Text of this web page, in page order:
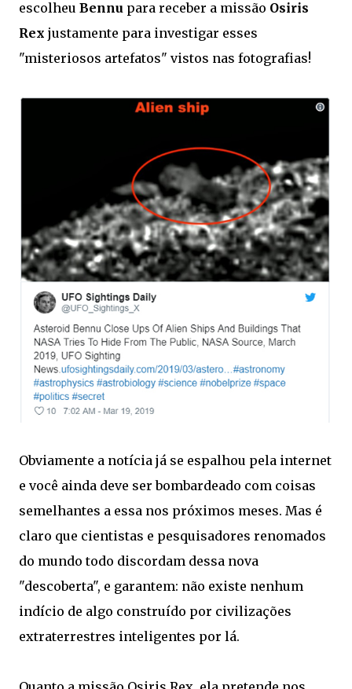
escolheu Bennu para receber a missão Osiris
Rex justamente para investigar esses
"misteriosos artefatos" vistos nas fotografias!
Obviamente a notícia já se espalhou pela internet
e você ainda deve ser bombardeado com coisas
semelhantes a essa nos próximos meses. Mas é
claro que cientistas e pesquisadores renomados
do mundo todo discordam dessa nova
"descoberta", e garantem: não existe nenhum
indício de algo construído por civilizações
extraterrestres inteligentes por lá.